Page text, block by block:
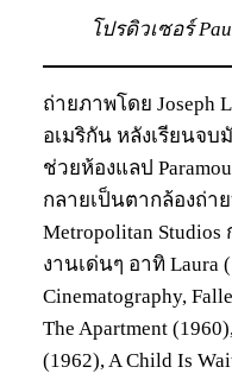
โปรดิวเซอร์
ถ่ายภาพโดย Joseph
อเมริกัน หลังเรียนจ
ช่วยห้องแลป
กลายเป็นตากล้องถ่า
Metropolitan
งานเด่นๆ อาทิ Laura
Cinematography,
The Apartment
(1962), A Child Is